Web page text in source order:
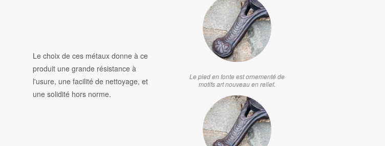
Le choix de ces métaux donne à ce
produit une grande résistance à
l'usure, une facilité de nettoyage, et
une solidité hors norme.
Le pied en fonte est ornementé de
motifs art nouveau en relief.